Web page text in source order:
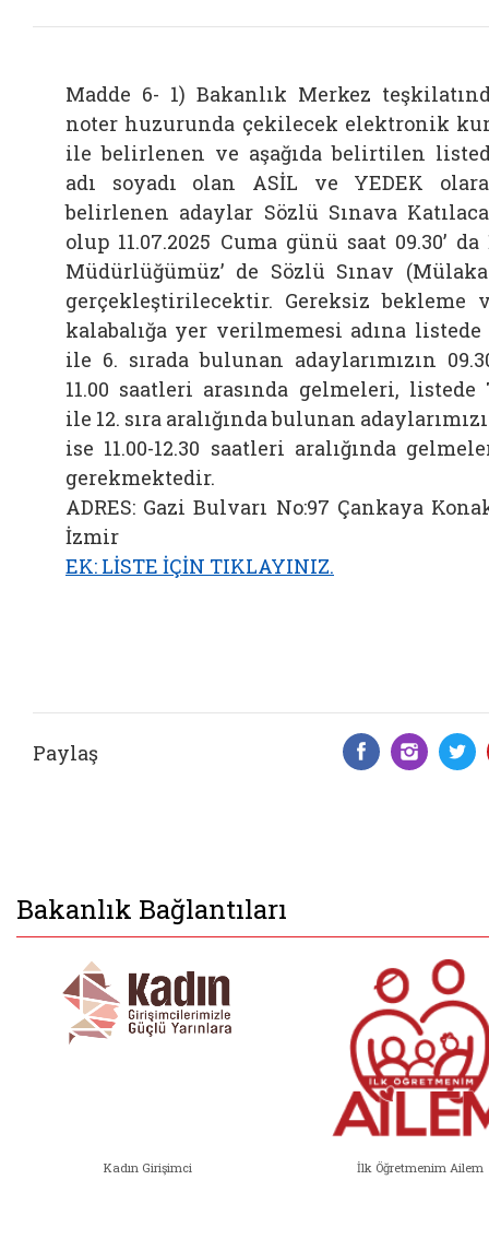
Madde 6- 1) Bakanlık Merkez
noter huzurunda çekilecek elektronik
ile belirlenen ve aşağıda belirtilen
adı soyadı olan ASİL ve YEDEK
belirlenen adaylar Sözlü Sınava
olup 11.07.2025 Cuma günü saat 09.30’
Müdürlüğümüz’ de Sözlü Sınav
gerçekleştirilecektir. Gereksiz bekleme
kalabalığa yer verilmemesi adına listede
ile 6. sırada bulunan adaylarımızın
11.00 saatleri arasında gelmeleri, listede
ile 12. sıra aralığında bulunan
ise 11.00-12.30 saatleri aralığında
gerekmektedir.
ADRES: Gazi Bulvarı No:97 Çankaya
İzmir
EK: LİSTE İÇİN TIKLAYINIZ.
Paylaş
Bakanlık Bağlantıları
Kadın Girişimci İlk Öğretmenim Ailem